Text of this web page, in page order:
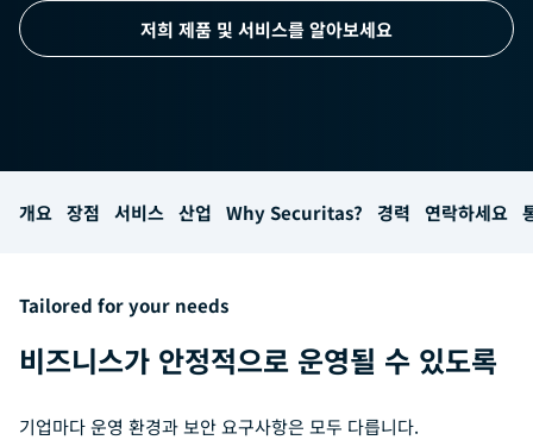
저희 제품 및 서비스를 알아보세요
개요 장점 서비스 산업 Why Securitas? 경력 연락하세요
Tailored for your needs
비즈니스가 안정적으로 운영될 수 있도록
기업마다 운영 환경과 보안 요구사항은 모두 다릅니다.